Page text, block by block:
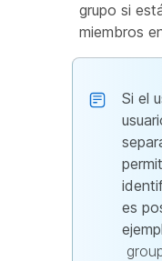
grupo si
miembros
Si el
es